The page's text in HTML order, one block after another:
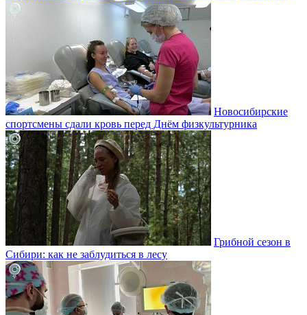
Новосибирские
спортсмены сдали кровь перед Днём физкультурника
Грибной сезон в
Сибири: как не заблудиться в лесу